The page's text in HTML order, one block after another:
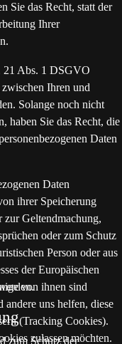
Sie das Recht, statt der
Ihrer
21 Abs. 1 DSGVO
Ihren und
Solange noch nicht
haben Sie das Recht, die
Daten
Daten
ihrer Speicherung
Geltendmachung,
oder zum Schutz
Person oder aus
der Europäischen
zum Schutz der
von ihnen sind
andere uns helfen, diese
(Tracking Cookies).
zulassen möchten.